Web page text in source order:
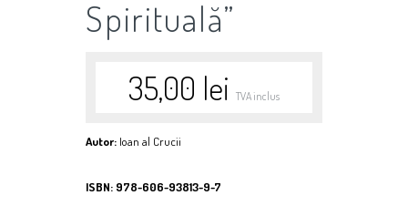
Spirituală”
35,00 lei TVA inclus
Autor: Ioan al Crucii
ISBN: 978-606-93813-9-7